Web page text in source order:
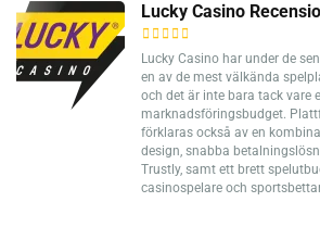
Lucky Casino
Lucky Casino har under de
en av de mest välkända
och det är inte bara tack vare
marknadsföringsbudget.
förklaras också av en
design, snabba
Trustly, samt ett brett
casinospelare och